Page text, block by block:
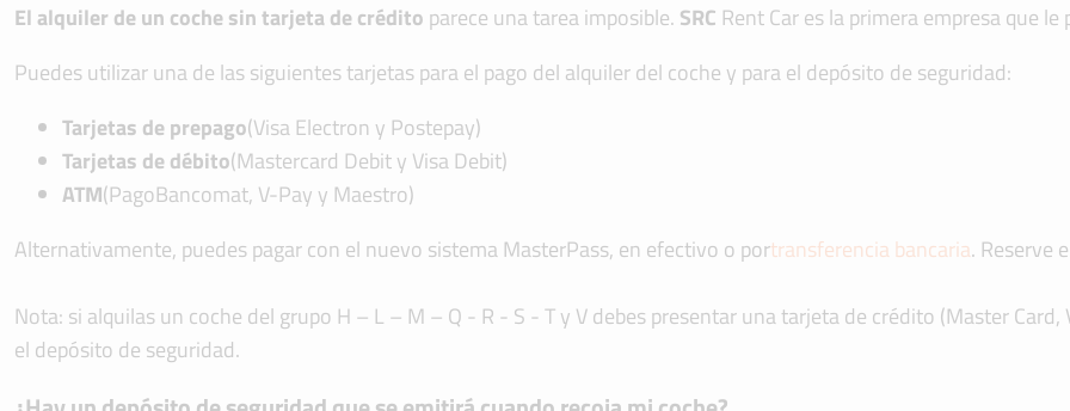
El alquiler de un coche sin tarjeta de crédito parece una tarea imposible. SRC Rent Car es la primera empresa que
Puedes utilizar una de las siguientes tarjetas para el pago del alquiler del coche y para el depósito de seguridad:
Tarjetas de prepago(Visa Electron y Postepay)
Tarjetas de débito(Mastercard Debit y Visa Debit)
ATM(PagoBancomat, V-Pay y Maestro)
Alternativamente, puedes pagar con el nuevo sistema MasterPass, en efectivo o portransferencia bancaria. Reserve
Nota: si alquilas un coche del grupo H – L – M – Q - R - S - T y V debes presentar una tarjeta de crédito (Master Card,
el depósito de seguridad.